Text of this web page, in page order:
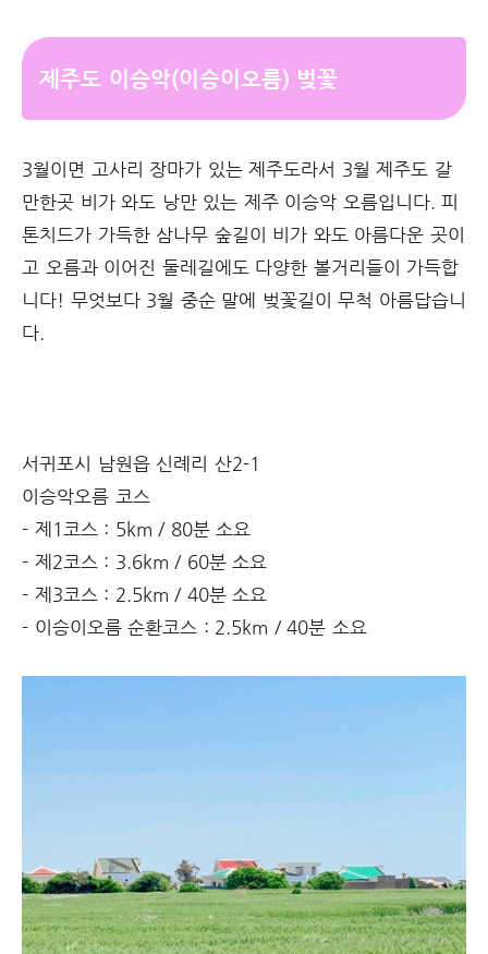
제주도 이승악(이승이오름) 벚꽃
3월이면 고사리 장마가 있는 제주도라서 3월 제주도 갈
만한곳 비가 와도 낭만 있는 제주 이승악 오름입니다. 피
톤치드가 가득한 삼나무 숲길이 비가 와도 아름다운 곳이
고 오름과 이어진 둘레길에도 다양한 볼거리들이 가득합
니다! 무엇보다 3월 중순 말에 벚꽃길이 무척 아름답습니
다.
서귀포시 남원읍 신례리 산2-1
이승악오름 코스
- 제1코스 : 5km / 80분 소요
- 제2코스 : 3.6km / 60분 소요
- 제3코스 : 2.5km / 40분 소요
- 이승이오름 순환코스 : 2.5km / 40분 소요